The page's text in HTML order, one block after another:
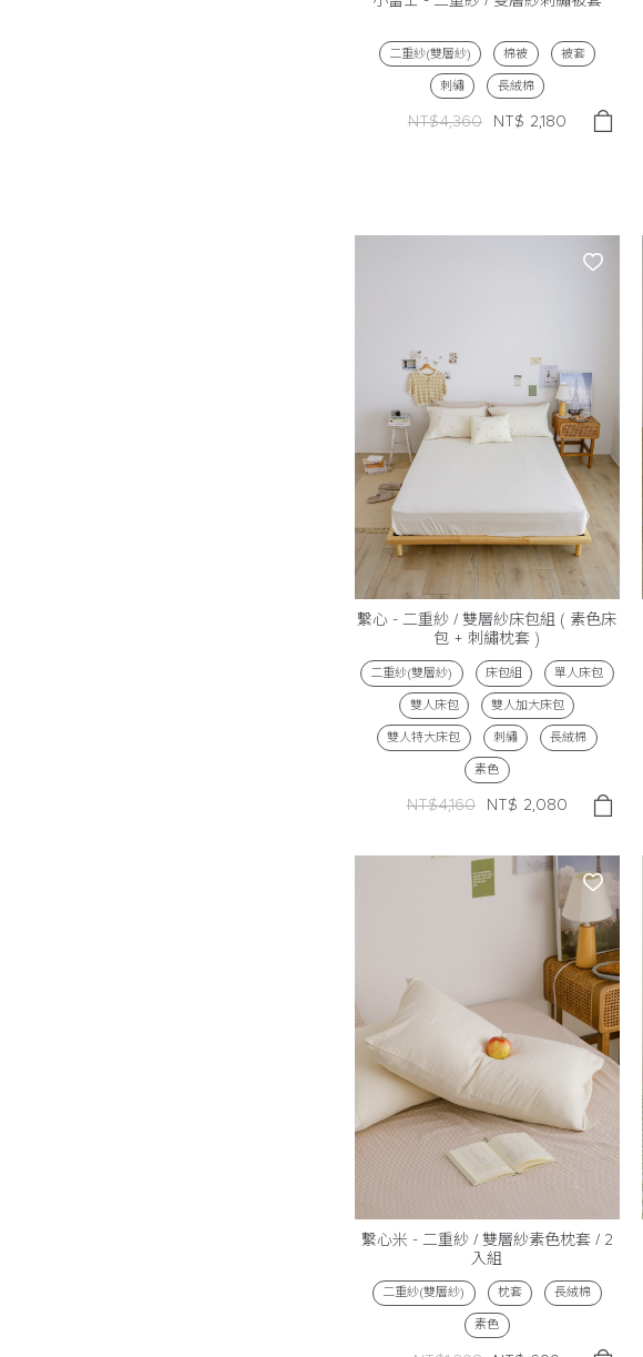
二重紗(雙層紗) 棉被 被套
刺繡 長絨棉
NT$4,360 NT$ 2,180
繫心 - 二重紗 / 雙層紗床包組 ( 素色床
包 + 刺繡枕套 )
二重紗(雙層紗) 床包組 單人床包
雙人床包 雙人加大床包
雙人特大床包 刺繡 長絨棉
素色
NT$4,160 NT$ 2,080
繫心米 - 二重紗 / 雙層紗素色枕套 / 2
入組
二重紗(雙層紗) 枕套 長絨棉
素色